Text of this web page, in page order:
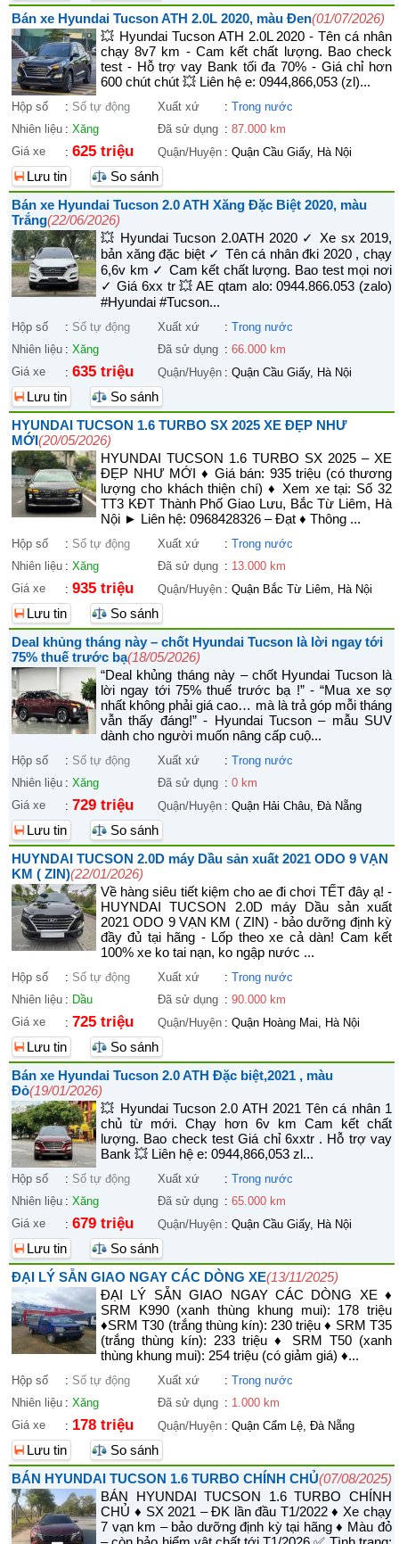
Bán xe Hyundai Tucson ATH 2.0L 2020, màu Đen(01/07/2026)
💥 Hyundai Tucson ATH 2.0L 2020 - Tên cá nhân
chạy 8v7 km - Cam kết chất lượng. Bao check
test - Hỗ trợ vay Bank tối đa 70% - Giá chỉ hơn
600 chút chút 💥 Liên hệ e: 0944,866,053 (zl)...
Hộp số : Số tự động Xuất xứ : Trong nước
Nhiên liệu : Xăng Đã sử dụng : 87.000 km
Giá xe
: 625 triệu Quận/Huyện : Quận Cầu Giấy, Hà Nội
Lưu tin
So sánh
Bán xe Hyundai Tucson 2.0 ATH Xăng Đặc Biệt 2020, màu
Trắng(22/06/2026)
💥 Hyundai Tucson 2.0ATH 2020 ✓ Xe sx 2019,
bản xăng đặc biệt ✓ Tên cá nhân đki 2020 , chạy
6,6v km ✓ Cam kết chất lượng. Bao test mọi nơi
✓ Giá 6xx tr 💥 AE qtam alo: 0944.866.053 (zalo)
#Hyundai #Tucson...
Hộp số : Số tự động Xuất xứ : Trong nước
Nhiên liệu : Xăng Đã sử dụng : 66.000 km
Giá xe
: 635 triệu Quận/Huyện : Quận Cầu Giấy, Hà Nội
Lưu tin
So sánh
HYUNDAI TUCSON 1.6 TURBO SX 2025 XE ĐẸP NHƯ
MỚI(20/05/2026)
HYUNDAI TUCSON 1.6 TURBO SX 2025 – XE
ĐẸP NHƯ MỚI ♦ Giá bán: 935 triệu (có thương
lượng cho khách thiện chí) ♦ Xem xe tại: Số 32
TT3 KĐT Thành Phố Giao Lưu, Bắc Từ Liêm, Hà
Nội ► Liên hệ: 0968428326 – Đạt ♦ Thông ...
Hộp số : Số tự động Xuất xứ : Trong nước
Nhiên liệu : Xăng Đã sử dụng : 13.000 km
Giá xe
: 935 triệu Quận/Huyện : Quận Bắc Từ Liêm, Hà Nội
Lưu tin
So sánh
Deal khủng tháng này – chốt Hyundai Tucson là lời ngay tới
75% thuế trước bạ(18/05/2026)
“Deal khủng tháng này – chốt Hyundai Tucson là
lời ngay tới 75% thuế trước bạ !” - “Mua xe sợ
nhất không phải giá cao… mà là trả góp mỗi tháng
vẫn thấy đáng!” - Hyundai Tucson – mẫu SUV
dành cho người muốn nâng cấp cuộ...
Hộp số : Số tự động Xuất xứ : Trong nước
Nhiên liệu : Xăng Đã sử dụng : 0 km
Giá xe
: 729 triệu Quận/Huyện : Quận Hải Châu, Đà Nẵng
Lưu tin
So sánh
HUYNDAI TUCSON 2.0D máy Dầu sản xuất 2021 ODO 9 VẠN
KM ( ZIN)(22/01/2026)
Về hàng siêu tiết kiệm cho ae đi chơi TẾT đây ạ! -
HUYNDAI TUCSON 2.0D máy Dầu sản xuất
2021 ODO 9 VẠN KM ( ZIN) - bảo dưỡng định kỳ
đầy đủ tại hãng - Lốp theo xe cả dàn! Cam kết
100% xe ko tai nạn, ko ngập nước ...
Hộp số : Số tự động Xuất xứ : Trong nước
Nhiên liệu : Dầu Đã sử dụng : 90.000 km
Giá xe
: 725 triệu Quận/Huyện : Quận Hoàng Mai, Hà Nội
Lưu tin
So sánh
Bán xe Hyundai Tucson 2.0 ATH Đặc biệt,2021 , màu
Đỏ(19/01/2026)
💥 Hyundai Tucson 2.0 ATH 2021 Tên cá nhân 1
chủ từ mới. Chạy hơn 6v km Cam kết chất
lượng. Bao check test Giá chỉ 6xxtr . Hỗ trợ vay
Bank 💥 Liên hệ e: 0944,866,053 zl...
Hộp số : Số tự động Xuất xứ : Trong nước
Nhiên liệu : Xăng Đã sử dụng : 65.000 km
Giá xe
: 679 triệu Quận/Huyện : Quận Cầu Giấy, Hà Nội
Lưu tin
So sánh
ĐẠI LÝ SẴN GIAO NGAY CÁC DÒNG XE(13/11/2025)
ĐẠI LÝ SẴN GIAO NGAY CÁC DÒNG XE ♦
SRM K990 (xanh thùng khung mui): 178 triệu
♦SRM T30 (trắng thùng kín): 230 triệu ♦ SRM T35
(trắng thùng kín): 233 triệu ♦ SRM T50 (xanh
thùng khung mui): 254 triệu (có giảm giá) ♦...
Hộp số : Số tự động Xuất xứ : Trong nước
Nhiên liệu : Xăng Đã sử dụng : 1.000 km
Giá xe
: 178 triệu Quận/Huyện : Quận Cẩm Lệ, Đà Nẵng
Lưu tin
So sánh
BÁN HYUNDAI TUCSON 1.6 TURBO CHÍNH CHỦ(07/08/2025)
BÁN HYUNDAI TUCSON 1.6 TURBO CHÍNH
CHỦ ♦ SX 2021 – ĐK lần đầu T1/2022 ♦ Xe chạy
7 vạn km – bảo dưỡng định kỳ tại hãng ♦ Màu đỏ